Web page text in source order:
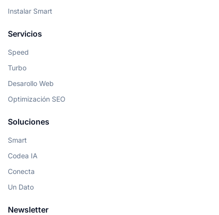
Instalar Smart
Servicios
Speed
Turbo
Desarollo Web
Optimización SEO
Soluciones
Smart
Codea IA
Conecta
Un Dato
Newsletter